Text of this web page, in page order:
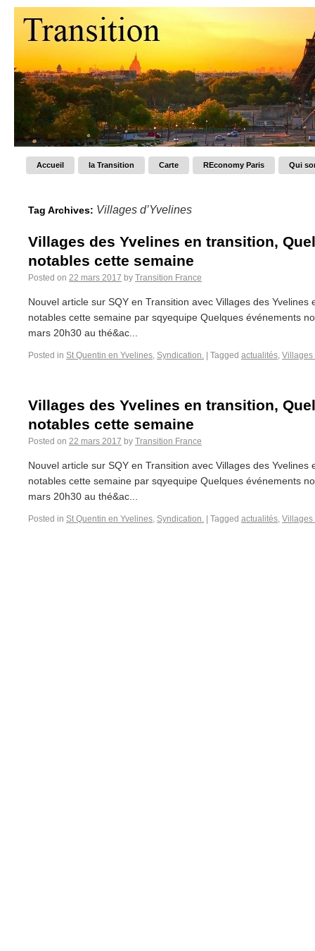
Accueil la Transition Carte REconomy Paris Qui
Tag Archives: Villages d’Yvelines
Villages des Yvelines en transition,
notables cette semaine
Posted on 22 mars 2017 by Transition France
Nouvel article sur SQY en Transition avec Villages des
notables cette semaine par sqyequipe Quelques événements
mars 20h30 au thé&ac...
Posted in St Quentin en Yvelines, Syndication. Tagged actualités, Villages
Villages des Yvelines en transition,
notables cette semaine
Posted on 22 mars 2017 by Transition France
Nouvel article sur SQY en Transition avec Villages des
notables cette semaine par sqyequipe Quelques événements
mars 20h30 au thé&ac...
Posted in St Quentin en Yvelines, Syndication. Tagged actualités, Villages